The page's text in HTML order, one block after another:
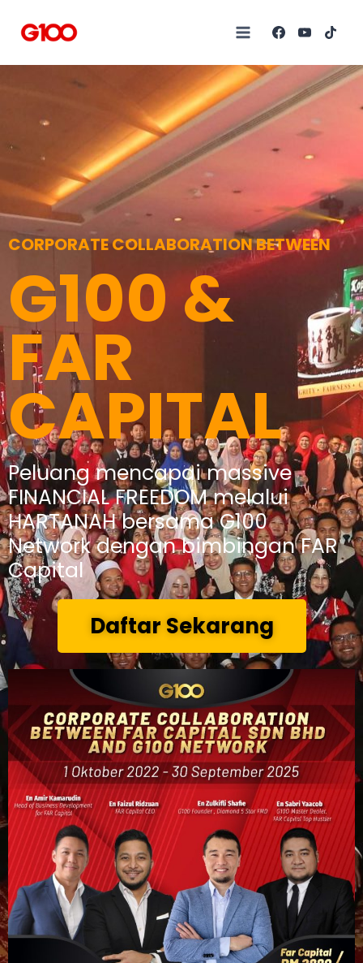
CORPORATE COLLABORATION BETWEEN
G100 &
FAR
CAPITAL
Peluang mencapai massive
FINANCIAL FREEDOM melalui
HARTANAH bersama G100
Network dengan bimbingan FAR
Capital
Daftar Sekarang